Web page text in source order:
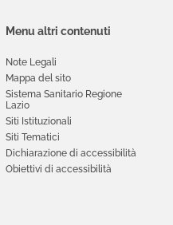
Menu altri contenuti
Note Legali
Mappa del sito
Sistema Sanitario Regione
Lazio
Siti Istituzionali
Siti Tematici
Dichiarazione di accessibilità
Obiettivi di accessibilità